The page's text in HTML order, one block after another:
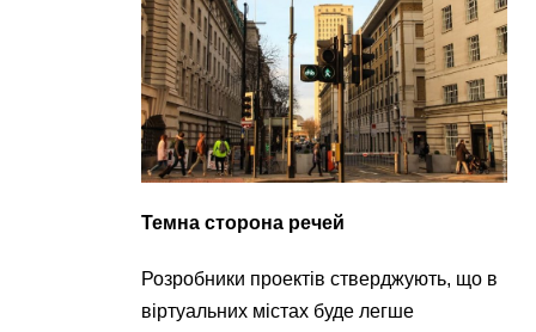
Темна сторона речей
Розробники проектів стверджують, що в
віртуальних містах буде легше